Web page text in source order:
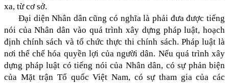
xa, từ cơ sở.
Đại diện Nhân dân cũng có nghĩa là phải đưa được tiếng
nói của Nhân dân vào quá trình xây dựng pháp luật, hoạch
định chính sách và tổ chức thực thi chính sách. Pháp luật là
nơi thể chế hóa quyền lợi của người dân. Nếu quá trình xây
dựng pháp luật có tiếng nói của Nhân dân, có sự phản biện
của Mặt trận Tổ quốc Việt Nam, có sự tham gia của các